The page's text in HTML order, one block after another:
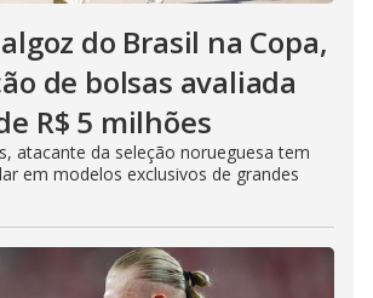
do Brasil na Copa,
de bolsas avaliada
R$ 5 milhões
atacante da seleção norueguesa tem
em modelos exclusivos de grandes